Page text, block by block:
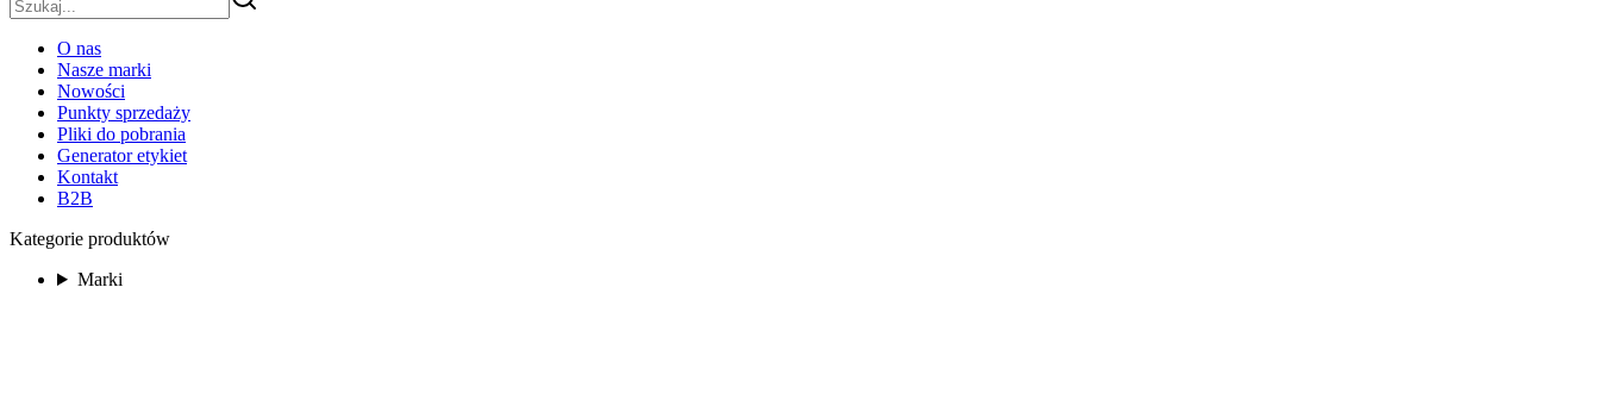
O nas
Nasze marki
Nowości
Punkty sprzedaży
Pliki do pobrania
Generator etykiet
Kontakt
B2B
Kategorie produktów
Marki